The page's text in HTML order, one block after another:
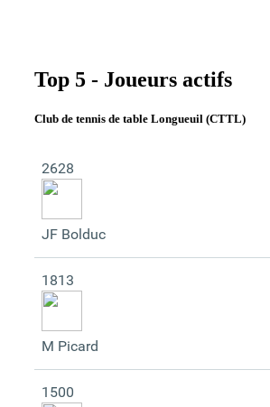
Top 5 - Joueurs actifs
Club de tennis de table Longueuil (CTTL)
2628
JF Bolduc
1813
M Picard
1500